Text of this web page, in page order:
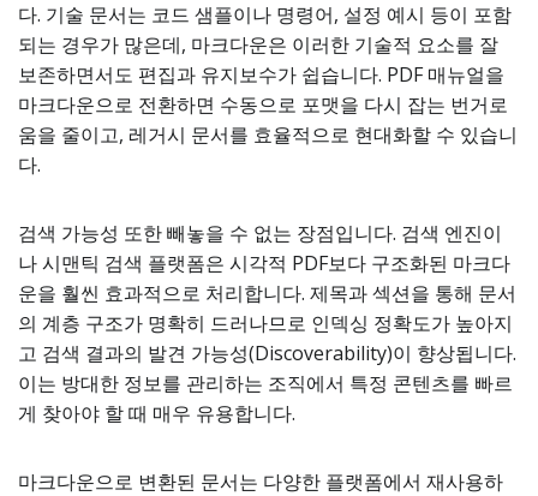
다. 기술 문서는 코드 샘플이나 명령어, 설정 예시 등이 포함
되는 경우가 많은데, 마크다운은 이러한 기술적 요소를 잘
보존하면서도 편집과 유지보수가 쉽습니다. PDF 매뉴얼을
마크다운으로 전환하면 수동으로 포맷을 다시 잡는 번거로
움을 줄이고, 레거시 문서를 효율적으로 현대화할 수 있습니
다.
검색 가능성 또한 빼놓을 수 없는 장점입니다. 검색 엔진이
나 시맨틱 검색 플랫폼은 시각적 PDF보다 구조화된 마크다
운을 훨씬 효과적으로 처리합니다. 제목과 섹션을 통해 문서
의 계층 구조가 명확히 드러나므로 인덱싱 정확도가 높아지
고 검색 결과의 발견 가능성(Discoverability)이 향상됩니다.
이는 방대한 정보를 관리하는 조직에서 특정 콘텐츠를 빠르
게 찾아야 할 때 매우 유용합니다.
마크다운으로 변환된 문서는 다양한 플랫폼에서 재사용하